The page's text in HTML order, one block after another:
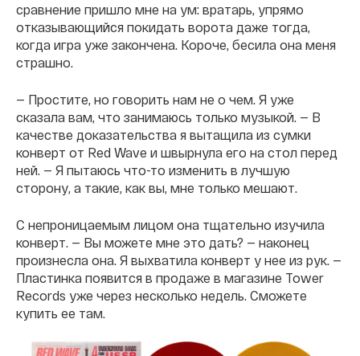
сравнение пришло мне на ум: вратарь, упрямо
отказывающийся покидать ворота даже тогда,
когда игра уже закончена. Короче, бесила она меня
страшно.
— Простите, но говорить нам не о чем. Я уже
сказала вам, что занимаюсь только музыкой. — В
качестве доказательства я вытащила из сумки
конверт от Red Wave и швырнула его на стол перед
ней. — Я пытаюсь что-то изменить в лучшую
сторону, а такие, как вы, мне только мешают.
С непроницаемым лицом она тщательно изучила
конверт. — Вы можете мне это дать? — наконец
произнесла она. Я выхватила конверт у нее из рук. —
Пластинка появится в продаже в магазине Tower
Records уже через несколько недель. Сможете
купить ее там.